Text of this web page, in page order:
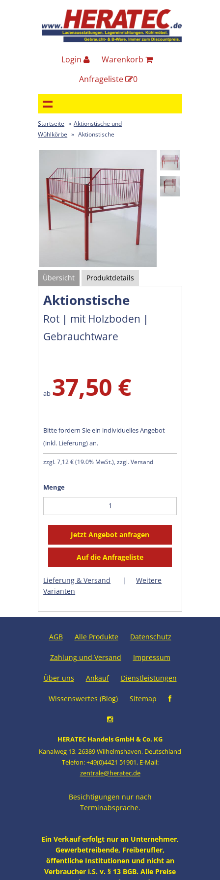
Login
Warenkorb
Anfrageliste
0
Startseite » Aktionstische und
Wühlkörbe » Aktionstische
Übersicht Produktdetails
Aktionstische
Rot | mit Holzboden |
Gebrauchtware
ab 37,50 €
Bitte fordern Sie ein individuelles Angebot
(inkl. Lieferung) an.
zzgl.7,12 € (19.0% MwSt.), zzgl. Versand
Menge
Lieferung & Versand |
Weitere
Varianten
AGB Alle Produkte Datenschutz
Zahlung und Versand Impressum
Über uns Ankauf Dienstleistungen
Wissenswertes (Blog) Sitemap
HERATEC Handels GmbH & Co. KG
Kanalweg 13, 26389 Wilhelmshaven, Deutschland
Telefon: +49(0)4421 51901, E-Mail:
zentrale@heratec.de
Besichtigungen nur nach
Terminabsprache.
Ein Verkauf erfolgt nur an Unternehmer,
Gewerbetreibende, Freiberufler,
öffentliche Institutionen und nicht an
Verbraucher i.S. v. § 13 BGB. Alle Preise